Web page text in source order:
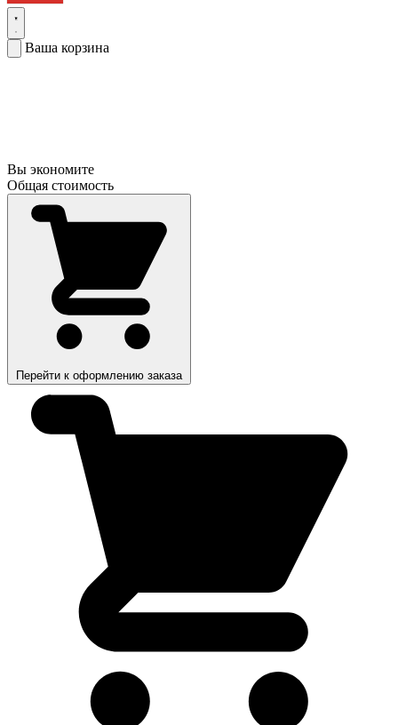
Ваша корзина
Вы экономите
Общая стоимость
Перейти к оформлению заказа